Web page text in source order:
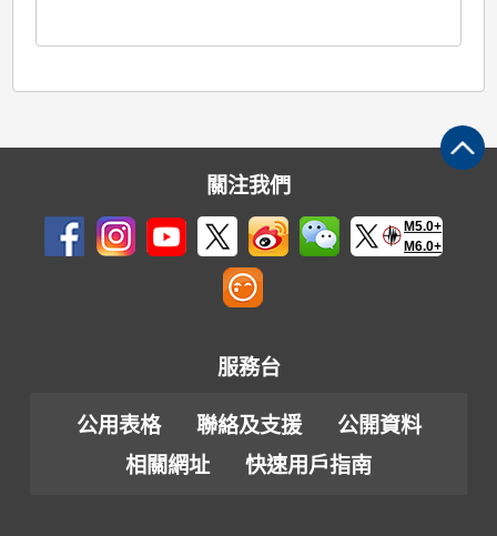
關注我們
M5.0+
M6.0+
服務台
公用表格 聯絡及支援
公開資料
相關網址
快速用戶指南